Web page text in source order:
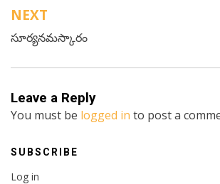
NEXT
సూర్యనమస్కారం
Leave a Reply
You must be logged in to post a
SUBSCRIBE
Log in